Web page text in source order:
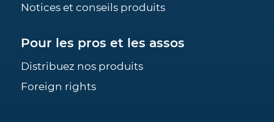
Notices et conseils produits
Pour les pros et les assos
Distribuez nos produits
Foreign rights